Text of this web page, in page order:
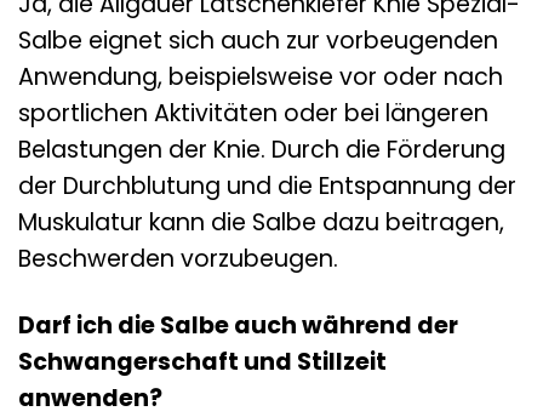
Salbe eignet sich auch zur vorbeugenden
Anwendung, beispielsweise vor oder nach
sportlichen Aktivitäten oder bei längeren
Belastungen der Knie. Durch die Förderung
der Durchblutung und die Entspannung der
Muskulatur kann die Salbe dazu beitragen,
Beschwerden vorzubeugen.
Darf ich die Salbe auch während der
Schwangerschaft und Stillzeit
anwenden?